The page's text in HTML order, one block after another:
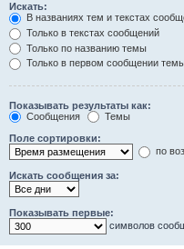
Искать:
В названиях тем и текстах
Только в текстах сообщений
Только по названию темы
Только в первом сообщении
Показывать результаты как:
Сообщения
Темы
Поле сортировки:
по
Искать сообщения за:
Показывать первые:
символов